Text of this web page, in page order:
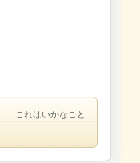
これはいかなこと